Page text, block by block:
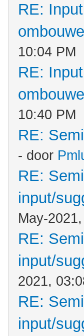
RE:
10:04 PM
RE:
10:40 PM
RE:
- door
RE:
input/
May-
RE:
input/
2021,
RE:
input/